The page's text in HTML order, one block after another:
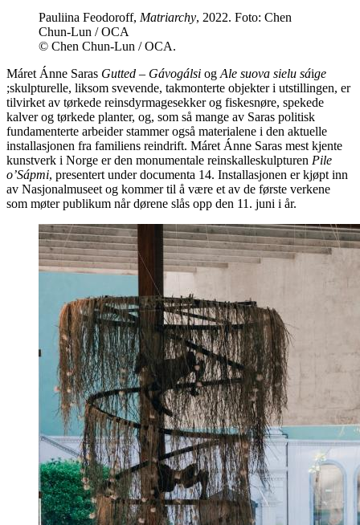
Pauliina Feodoroff, Matriarchy, 2022. Foto: Chen
Chun-Lun / OCA
© Chen Chun-Lun / OCA.
Máret Ánne Saras Gutted – Gávogálsi og Ale suova sielu sáige
;skulpturelle, liksom svevende, takmonterte objekter i utstillingen, er
tilvirket av tørkede reinsdyrmagesekker og fiskesnøre, spekede
kalver og tørkede planter, og, som så mange av Saras politisk
fundamenterte arbeider stammer også materialene i den aktuelle
installasjonen fra familiens reindrift. Máret Ánne Saras mest kjente
kunstverk i Norge er den monumentale reinskalleskulpturen Pile
o’Sápmi, presentert under documenta 14. Installasjonen er kjøpt inn
av Nasjonalmuseet og kommer til å være et av de første verkene
som møter publikum når dørene slås opp den 11. juni i år.